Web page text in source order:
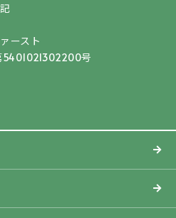
ースト
5401021302200号